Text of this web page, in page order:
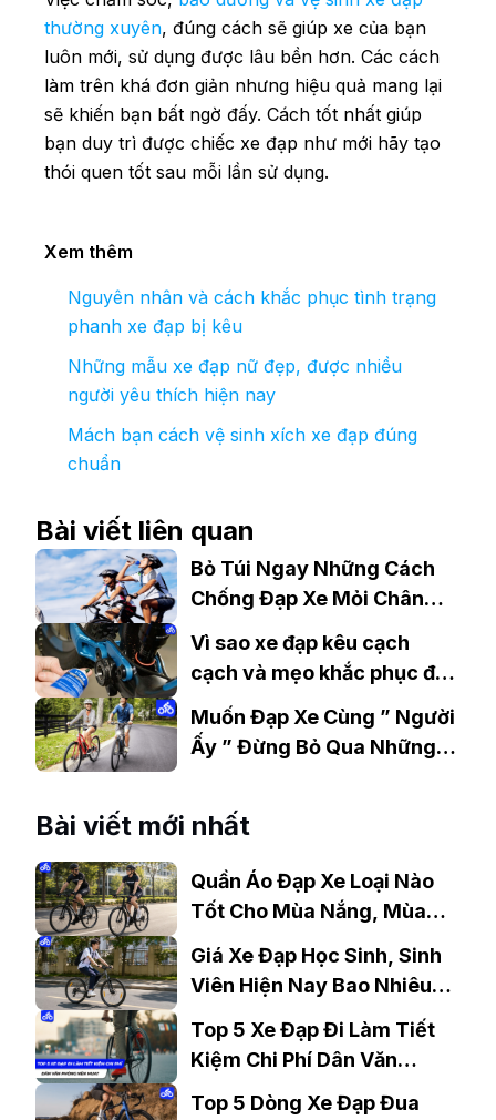
thường xuyên, đúng cách sẽ giúp xe của bạn
luôn mới, sử dụng được lâu bền hơn. Các cách
làm trên khá đơn giản nhưng hiệu quả mang lại
sẽ khiến bạn bất ngờ đấy. Cách tốt nhất giúp
bạn duy trì được chiếc xe đạp như mới hãy tạo
thói quen tốt sau mỗi lần sử dụng.
Xem thêm
Nguyên nhân và cách khắc phục tình trạng
phanh xe đạp bị kêu
Những mẫu xe đạp nữ đẹp, được nhiều
người yêu thích hiện nay
Mách bạn cách vệ sinh xích xe đạp đúng
chuẩn
Bài viết liên quan
Bỏ Túi Ngay Những Cách
Chống Đạp Xe Mỏi Chân
Này
Vì sao xe đạp kêu cạch
cạch và mẹo khắc phục đơn
giản
Muốn Đạp Xe Cùng ” Người
Ấy ” Đừng Bỏ Qua Những
Bài viết mới nhất
Quần Áo Đạp Xe Loại Nào
Tốt Cho Mùa Nắng, Mùa
Giá Xe Đạp Học Sinh, Sinh
Viên Hiện Nay Bao Nhiêu?
Top 5 Xe Đạp Đi Làm Tiết
Kiệm Chi Phí Dân Văn
Phòng Nên Mua?
Top 5 Dòng Xe Đạp Đua